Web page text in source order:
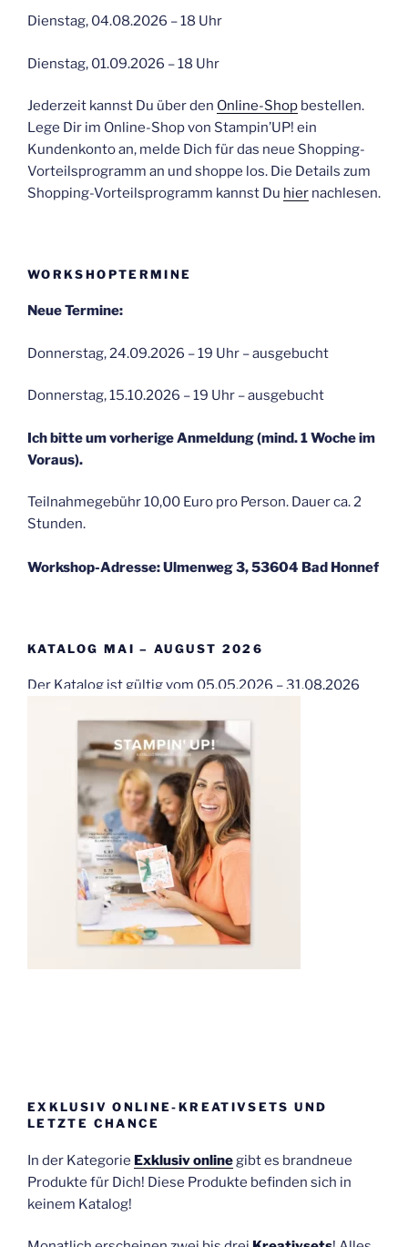
Dienstag, 04.08.2026 – 18 Uhr
Dienstag, 01.09.2026 – 18 Uhr
Jederzeit kannst Du über den Online-Shop bestellen.
Lege Dir im Online-Shop von Stampin’UP! ein
Kundenkonto an, melde Dich für das neue Shopping-
Vorteilsprogramm an und shoppe los. Die Details zum
Shopping-Vorteilsprogramm kannst Du hier nachlesen.
WORKSHOPTERMINE
Neue Termine:
Donnerstag, 24.09.2026 – 19 Uhr – ausgebucht
Donnerstag, 15.10.2026 – 19 Uhr – ausgebucht
Ich bitte um vorherige Anmeldung (mind. 1 Woche im
Voraus).
Teilnahmegebühr 10,00 Euro pro Person. Dauer ca. 2
Stunden.
Workshop-Adresse: Ulmenweg 3, 53604 Bad Honnef
KATALOG MAI – AUGUST 2026
Der Katalog ist gültig vom 05.05.2026 – 31.08.2026
EXKLUSIV ONLINE-KREATIVSETS UND
LETZTE CHANCE
In der Kategorie Exklusiv onlinegibt es brandneue
Produkte für Dich! Diese Produkte befinden sich in
keinem Katalog!